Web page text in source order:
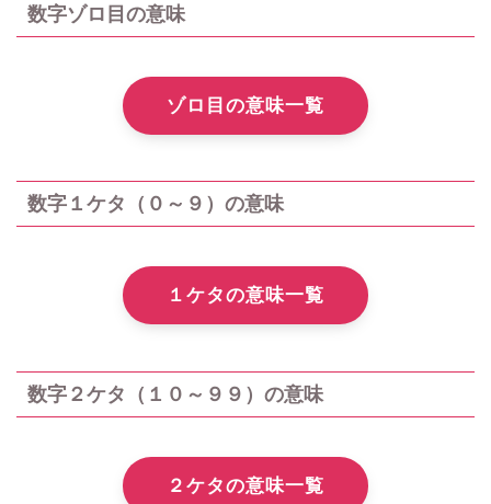
数字ゾロ目の意味
ゾロ目の意味一覧
数字１ケタ（０～９）の意味
１ケタの意味一覧
数字２ケタ（１０～９９）の意味
２ケタの意味一覧